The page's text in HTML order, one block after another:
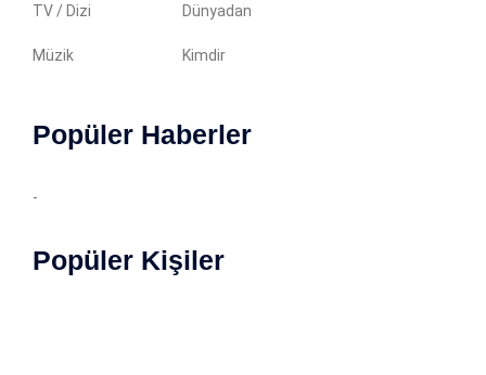
TV / Dizi Dünyadan
Müzik Kimdir
Popüler Haberler
-
Popüler Kişiler